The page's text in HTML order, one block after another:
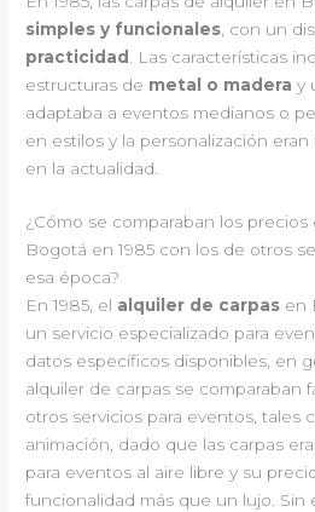
simples y funcionales , con un
practicidad . Las características
estructuras de metal o madera y
adaptaba a eventos medianos o
en estilos y la personalización
en la actualidad.
¿Cómo se comparaban los
Bogotá en 1985 con los de otros
esa época?
En 1985, el alquiler de carpas en
un servicio especializado para
datos específicos disponibles, en
alquiler de carpas se comparaban
otros servicios para eventos, tales
animación, dado que las carpas
para eventos al aire libre y su
funcionalidad más que un lujo. Sin